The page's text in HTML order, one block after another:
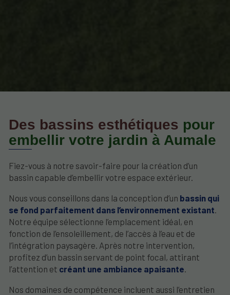
Des bassins esthétiques pour
embellir votre jardin à Aumale
Fiez-vous à notre savoir-faire pour la création d’un
bassin capable d’embellir votre espace extérieur.
Nous vous conseillons dans la conception d’un bassin qui
se fond parfaitement dans l’environnement existant.
Notre équipe sélectionne l’emplacement idéal, en
fonction de l’ensoleillement, de l’accès à l’eau et de
l’intégration paysagère. Après notre intervention,
profitez d’un bassin servant de point focal, attirant
l’attention et créant une ambiance apaisante.
Nos domaines de compétence incluent aussi l’entretien